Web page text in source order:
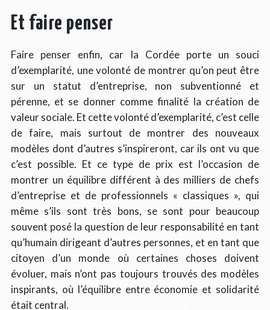
Et faire penser
Faire penser enfin, car la Cordée porte un souci
d’exemplarité, une volonté de montrer qu’on peut être
sur un statut d’entreprise, non subventionné et
pérenne, et se donner comme finalité la création de
valeur sociale. Et cette volonté d’exemplarité, c’est celle
de faire, mais surtout de montrer des nouveaux
modèles dont d’autres s’inspireront, car ils ont vu que
c’est possible. Et ce type de prix est l’occasion de
montrer un équilibre différent à des milliers de chefs
d’entreprise et de professionnels « classiques », qui
même s’ils sont très bons, se sont pour beaucoup
souvent posé la question de leur responsabilité en tant
qu’humain dirigeant d’autres personnes, et en tant que
citoyen d’un monde où certaines choses doivent
évoluer, mais n’ont pas toujours trouvés des modèles
inspirants, où l’équilibre entre économie et solidarité
était central.